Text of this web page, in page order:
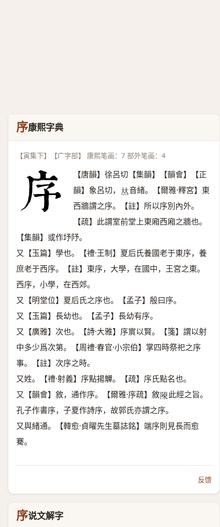
序康熙字典
【寅集下】【广字部】 康熙笔画：7 部外笔画：4
【唐韻】徐呂切【集韻】【韻會】【正
韻】象呂切， 𠀤音緒。【爾雅·釋宮】東
西牆謂之序。【註】所以序別內外。
【疏】此謂室前堂上東廂西廂之牆也。
【集韻】或作㘧䦽。
又【玉篇】學也。【禮·王制】夏后氏養國老于東序，養
庶老于西序。【註】東序，大學，在國中，王宮之東。
西序，小學，在西郊。
又【明堂位】夏后氏之序也。【孟子】殷曰序。
又【玉篇】長幼也。【孟子】長幼有序。
又【廣雅】次也。【詩·大雅】序賔以賢。【箋】謂以射
中多少爲次第。【周禮·春官·小宗伯】掌四時祭祀之序
事。【註】次序之時。
又姓。【禮·射義】序點揚觶。【疏】序氏點名也。
又【韻會】敘，通作序。【爾雅·序疏】敘𨻰 此經之旨。
孔子作書序，子夏作詩序，故郭氏亦謂之序。
又與緒通。【韓愈·貞曜先生墓誌銘】端序則見長而愈
騫。
反馈
序说文解字